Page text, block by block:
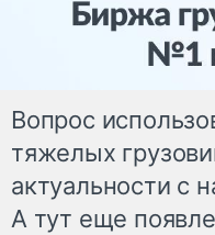
Вопрос
тяжелых
актуальности с
А тут еще